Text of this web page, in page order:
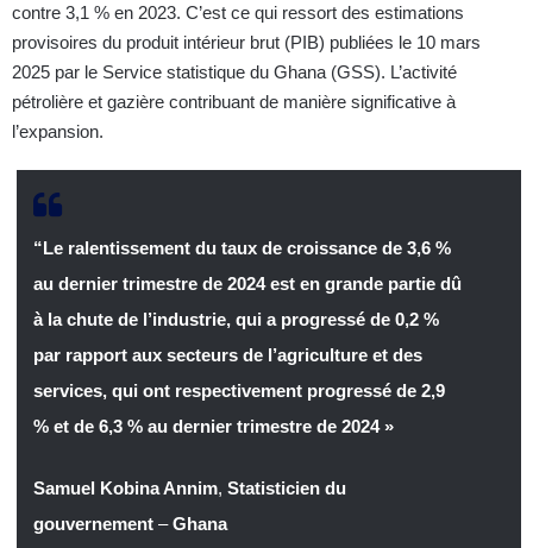
contre 3,1 % en 2023. C’est ce qui ressort des estimations
provisoires du produit intérieur brut (PIB) publiées le 10 mars
2025 par le Service statistique du Ghana (GSS). L’activité
pétrolière et gazière contribuant de manière significative à
l’expansion.
“Le ralentissement du taux de croissance de 3,6 %
au dernier trimestre de 2024 est en grande partie dû
à la chute de l’industrie, qui a progressé de 0,2 %
par rapport aux secteurs de l’agriculture et des
services, qui ont respectivement progressé de 2,9
% et de 6,3 % au dernier trimestre de 2024 »
Samuel Kobina Annim, Statisticien du
gouvernement–Ghana